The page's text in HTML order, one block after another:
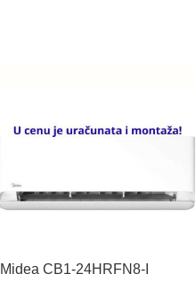
Midea CB1-24HRFN8-I